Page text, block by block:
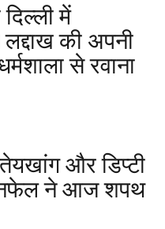
में
की अपनी
से रवाना
और डिप्टी
ने आज शपथ